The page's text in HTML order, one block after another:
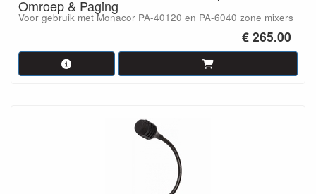
Omroep & Paging
Voor gebruik met Monacor PA-40120 en PA-6040 zone mixers
€ 265.00